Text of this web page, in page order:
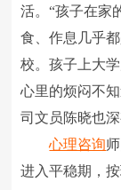
活。“孩子在家
食、作息几乎
校。孩子上大
心里的烦闷不
司文员陈晓也深
心理咨询
进入平稳期，